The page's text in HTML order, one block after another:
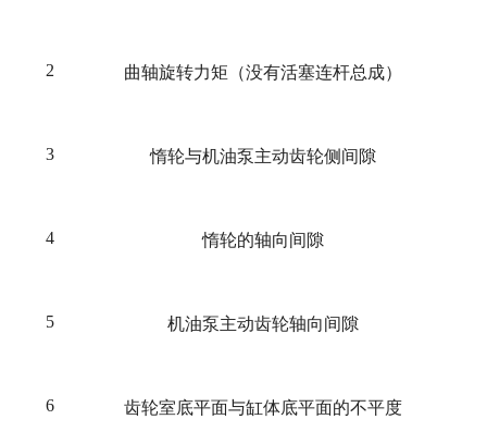
2 曲轴旋转力矩（没有活塞连杆总成）
3 惰轮与机油泵主动齿轮侧间隙
4 惰轮的轴向间隙
5 机油泵主动齿轮轴向间隙
6 齿轮室底平面与缸体底平面的不平度